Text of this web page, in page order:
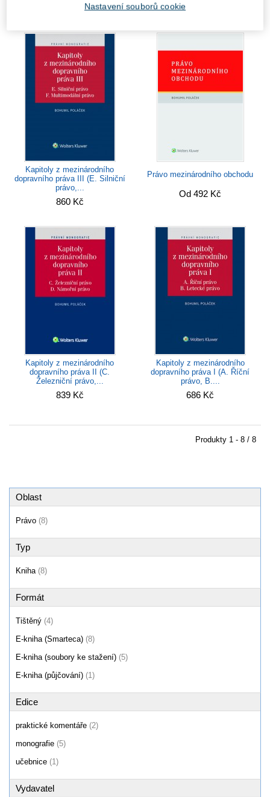
Kapitoly z mezinárodního
dopravního práva III (E. Silniční
právo,...
860 Kč
Právo mezinárodního obchodu
Od 492 Kč
Kapitoly z mezinárodního
dopravního práva II (C.
Železniční právo,...
839 Kč
Kapitoly z mezinárodního
dopravního práva I (A. Říční
právo, B....
686 Kč
Produkty 1 - 8 / 8
Oblast
Právo (8)
Typ
Kniha (8)
Formát
Tištěný (4)
E-kniha (Smarteca) (8)
E-kniha (soubory ke stažení) (5)
E-kniha (půjčování) (1)
Edice
praktické komentáře (2)
monografie (5)
učebnice (1)
Vydavatel
Nastavení souborů cookie